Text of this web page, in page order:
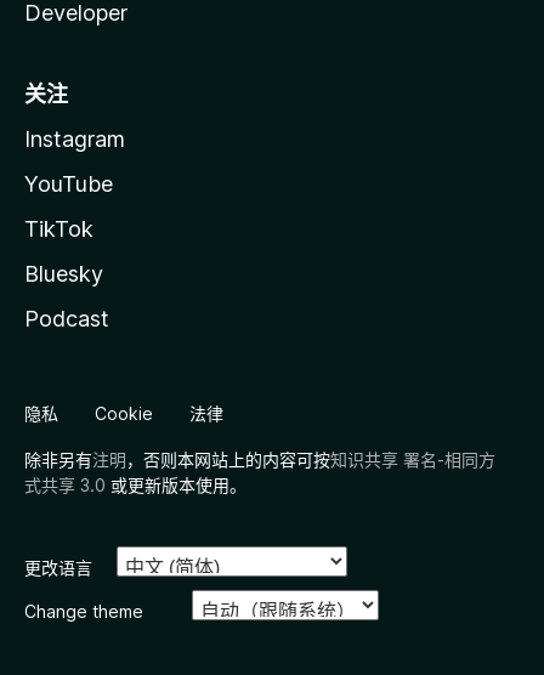
Developer
关注
Instagram
YouTube
TikTok
Bluesky
Podcast
隐私 Cookie 法律
除非另有注明，否则本网站上的内容可按知识共享 署名-相同方
式共享 3.0 或更新版本使用。
更改语言
Change theme